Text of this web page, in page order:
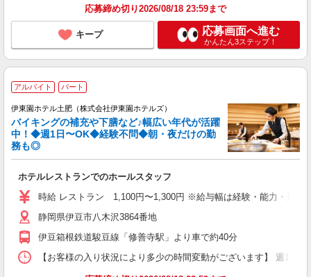
応募締め切り2026/08/18 23:59まで
キープ 応募画面へ進む
かんたん3ステップ！
アルバイト パート
伊東園ホテル土肥（株式会社伊東園ホテルズ）
バイキングの補充や下膳など♪幅広い年代が活躍
中！◆週1日〜OK◆経験不問◆朝・夜だけの勤
務も◎
ホテルレストランでのホールスタッフ
時給 レストラン 1,100円〜1,300円 ※給与幅は経験・能力・資格
静岡県伊豆市八木沢3864番地
伊豆箱根鉄道駿豆線「修善寺駅」より車で約40分
【お客様の入り状況により多少の時間変動がございます】 週1日